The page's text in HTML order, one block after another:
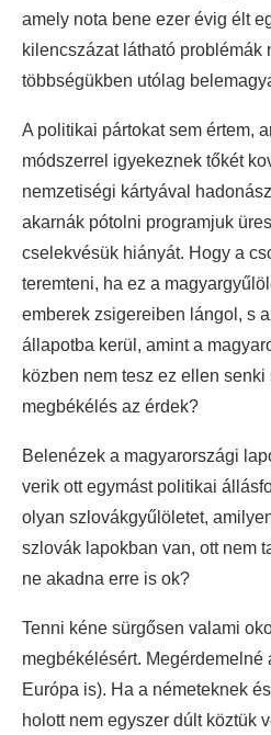
amely nota bene ezer évig élt
kilencszázat látható problémák
többségükben utólag
A politikai pártokat sem értem,
módszerrel igyekeznek tőkét
nemzetiségi kártyával
akarnák pótolni programjuk
cselekvésük hiányát. Hogy a
teremteni, ha ez a
emberek zsigereiben lángol, s
állapotba kerül, amint a
közben nem tesz ez ellen senki
megbékélés az érdek?
Belenézek a magyarországi
verik ott egymást politikai
olyan szlovákgyűlöletet,
szlovák lapokban van, ott nem
ne akadna erre is ok?
Tenni kéne sürgősen valami
megbékélésért. Megérdemelné
Európa is). Ha a németeknek
holott nem egyszer dúlt köztük